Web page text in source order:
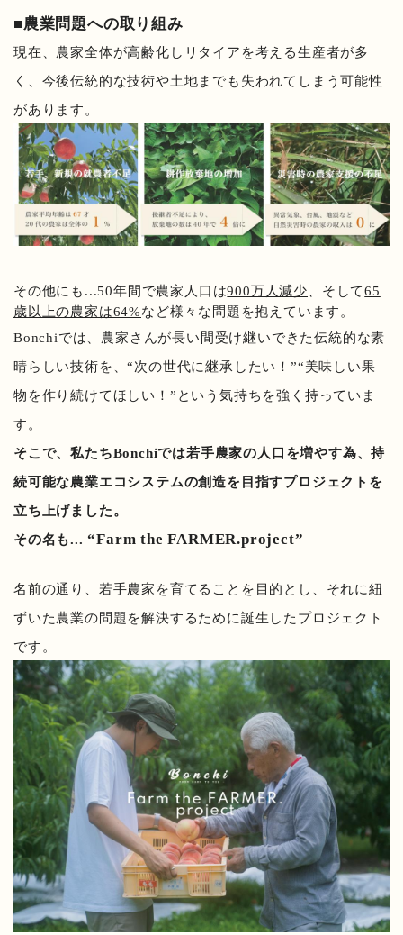
■農業問題への取り組み
現在、農家全体が高齢化しリタイアを考える生産者が多
く、今後伝統的な技術や土地までも失われてしまう可能性
があります。
その他にも...50年間で農家人口は900万人減少 、そして65
歳以上の農家は64%など様々な問題を抱えています。
Bonchiでは、農家さんが長い間受け継いできた伝統的な素
晴らしい技術を、“次の世代に継承したい！”“美味しい果
物を作り続けてほしい！”という気持ちを強く持っていま
す。
そこで、私たちBonchiでは若手農家の人口を増やす為、持
続可能な農業エコシステムの創造を目指すプロジェクトを
立ち上げました。
その名も... “Farm the FARMER.project”
名前の通り、若手農家を育てることを目的とし、それに紐
ずいた農業の問題を解決するために誕生したプロジェクト
です。